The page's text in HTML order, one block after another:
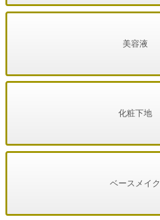
美容液
化粧下地
ベースメイク